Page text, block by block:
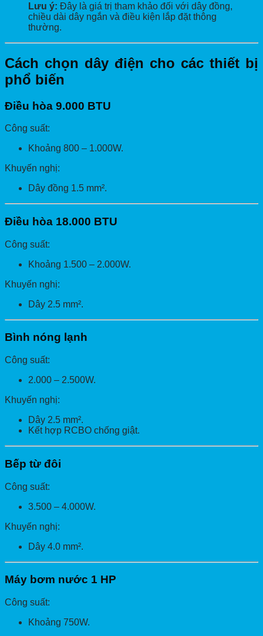
Lưu ý: Đây là giá trị tham khảo đối với dây đồng,
chiều dài dây ngắn và điều kiện lắp đặt thông
thường.
Cách chọn dây điện cho các thiết bị
phổ biến
Điều hòa 9.000 BTU
Công suất:
Khoảng 800 – 1.000W.
Khuyến nghị:
Dây đồng 1.5 mm².
Điều hòa 18.000 BTU
Công suất:
Khoảng 1.500 – 2.000W.
Khuyến nghị:
Dây 2.5 mm².
Bình nóng lạnh
Công suất:
2.000 – 2.500W.
Khuyến nghị:
Dây 2.5 mm².
Kết hợp RCBO chống giật.
Bếp từ đôi
Công suất:
3.500 – 4.000W.
Khuyến nghị:
Dây 4.0 mm².
Máy bơm nước 1 HP
Công suất:
Khoảng 750W.